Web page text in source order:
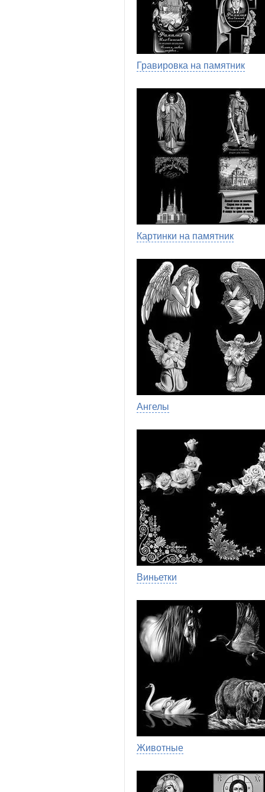
Гравировка на памятник
Картинки на памятник
Ангелы
Виньетки
Животные